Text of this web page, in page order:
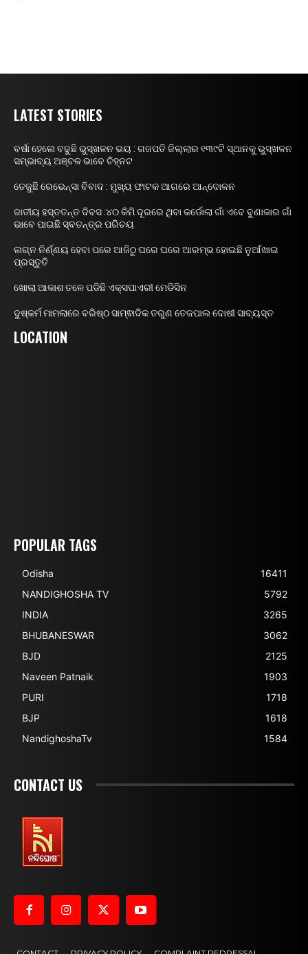
LATEST STORIES
ବର୍ଷା ହେଲେ ବଢୁଛି ଭୁସ୍ଖଳନ ଭୟ : ଗଜପତି ଜିଲ୍ଲାର ୧୩୯ଟି ସ୍ଥାନକୁ ଭୁସ୍ଖଳନ
ସମ୍ଭାବ୍ୟ ଅଞ୍ଚଳ ଭାବେ ଚିହ୍ନଟ
ତେଜୁଛି ରେଭେନ୍ସା ବିବାଦ : ମୁଖ୍ୟ ଫାଟକ ଆଗରେ ଆନ୍ଦୋଳନ
ଜାତୀୟ ହସ୍ତତନ୍ତ ଦିବସ :୪୦ କିମି ଦୂରରେ ଥିବା କର୍ଡୋଲା ଗାଁ ଏବେ ବୁଣାକାର ଗାଁ
ଭାବେ ପାଇଛି ସ୍ବତନ୍ତ୍ର ପରିଚୟ
ଲଗ୍ନ ନିର୍ଣ୍ଣୟ ହେବା ପରେ ଆଜିଠୁ ଘରେ ଘରେ ଆରମ୍ଭ ହୋଇଛି ନୁଆଁଖାଇ
ପ୍ରସ୍ତୁତି
ଖୋଲା ଆକାଶ ତଳେ ପଡିଛି ଏକ୍ସପାଏରୀ ମେଡିସିନ
ଦୁଷ୍କର୍ମ ମାମଲାରେ ବରିଷ୍ଠ ସାମ୍ଵାଦିକ ତରୁଣ ତେଜପାଲ ଦୋଷୀ ସାବ୍ୟସ୍ତ
LOCATION
POPULAR TAGS
Odisha
16411
NANDIGHOSHA TV
5792
INDIA
3265
BHUBANESWAR
3062
BJD
2125
Naveen Patnaik
1903
PURI
1718
BJP
1618
NandighoshaTv
1584
CONTACT US